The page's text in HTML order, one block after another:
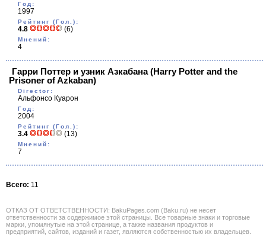
Год:
1997
Рейтинг (Гол.):
4.8 (6)
Мнений:
4
Гарри Поттер и узник Азкабана(Harry Potter and the
Prisoner of Azkaban)
Director:
Альфонсо Куарон
Год:
2004
Рейтинг (Гол.):
3.4 (13)
Мнений:
7
Всего: 11
ОТКАЗ ОТ ОТВЕТСТВЕННОСТИ: BakuPages.com (Baku.ru) не несет
ответственности за содержимое этой страницы. Все товарные знаки и торговые
марки, упомянутые на этой странице, а также названия продуктов и
предприятий, сайтов, изданий и газет, являются собственностью их владельцев.